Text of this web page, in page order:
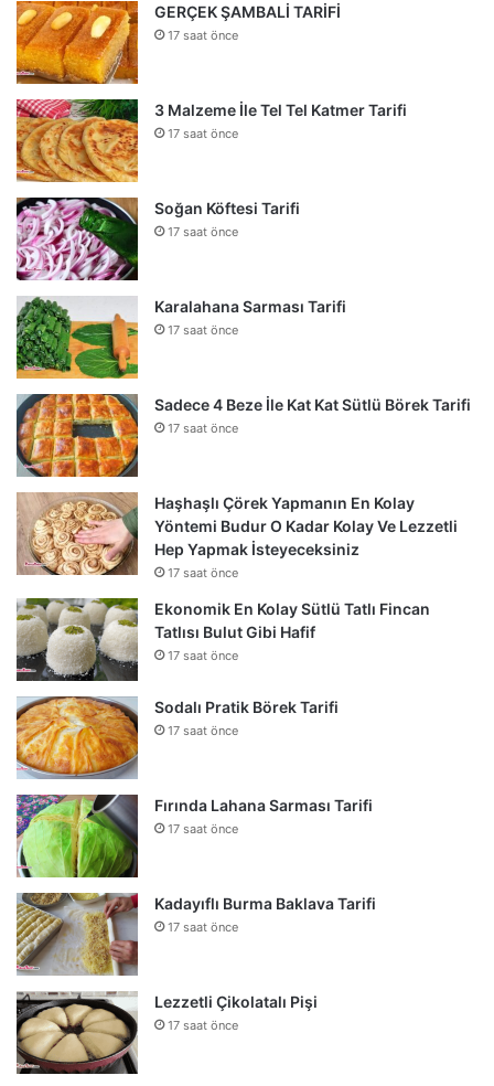
GERÇEK ŞAMBALİ TARİFİ
17 saat önce
3 Malzeme İle Tel Tel Katmer Tarifi
17 saat önce
Soğan Köftesi Tarifi
17 saat önce
Karalahana Sarması Tarifi
17 saat önce
Sadece 4 Beze İle Kat Kat Sütlü Börek Tarifi
17 saat önce
Haşhaşlı Çörek Yapmanın En Kolay
Yöntemi Budur O Kadar Kolay Ve Lezzetli
Hep Yapmak İsteyeceksiniz
17 saat önce
Ekonomik En Kolay Sütlü Tatlı Fincan
Tatlısı Bulut Gibi Hafif
17 saat önce
Sodalı Pratik Börek Tarifi
17 saat önce
Fırında Lahana Sarması Tarifi
17 saat önce
Kadayıflı Burma Baklava Tarifi
17 saat önce
Lezzetli Çikolatalı Pişi
17 saat önce